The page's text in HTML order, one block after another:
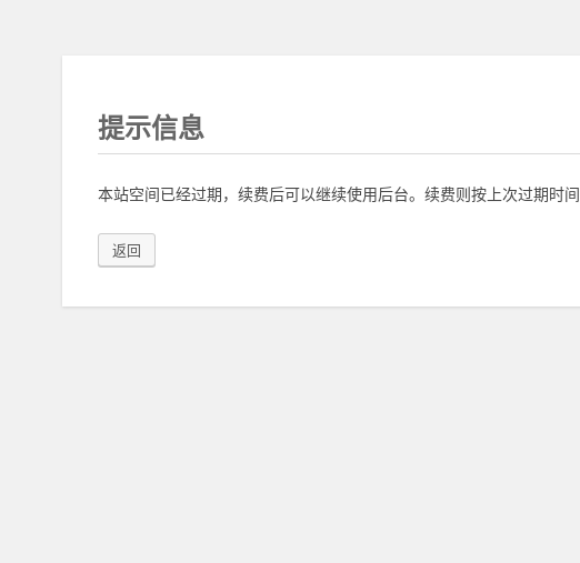
提示信息
本站空间已经过期，续费后可以继续使用后台。续费则按上次过期时间
返回